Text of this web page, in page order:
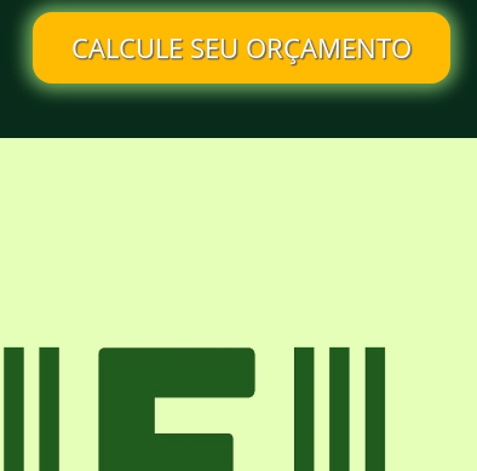
CALCULE SEU ORÇAMENTO